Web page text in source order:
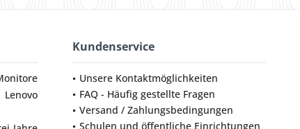
Kundenservice
Unsere Kontaktmöglichkeiten
FAQ - Häufig gestellte Fragen
Versand / Zahlungsbedingungen
Schulen und öffentliche Einrichtungen